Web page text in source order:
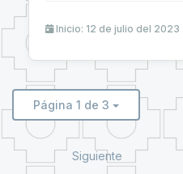
Inicio: 12 de julio del 2023
Página 1 de 3
Siguiente